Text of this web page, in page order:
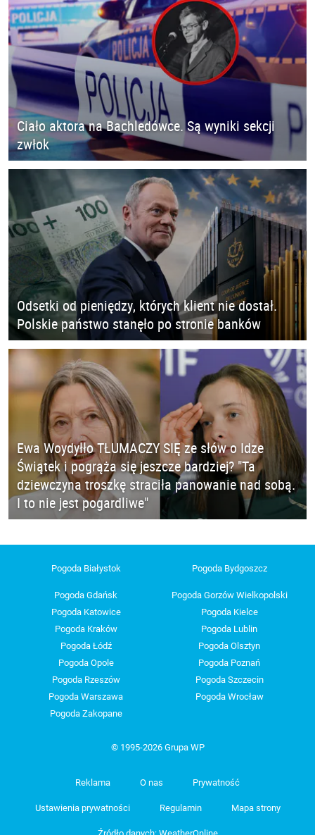
Ciało aktora na Bachledówce. Są wyniki sekcji
zwłok
Odsetki od pieniędzy, których klient nie dostał.
Polskie państwo stanęło po stronie banków
Ewa Woydyłło TŁUMACZY SIĘ ze słów o Idze
Świątek i pogrąża się jeszcze bardziej? "Ta
dziewczyna troszkę straciła panowanie nad sobą.
I to nie jest pogardliwe"
Pogoda Białystok Pogoda Bydgoszcz
Pogoda Gdańsk
Pogoda Gorzów Wielkopolski
Pogoda Katowice
Pogoda Kielce
Pogoda Kraków
Pogoda Lublin
Pogoda Łódź
Pogoda Olsztyn
Pogoda Opole
Pogoda Poznań
Pogoda Rzeszów
Pogoda Szczecin
Pogoda Warszawa
Pogoda Wrocław
Pogoda Zakopane
© 1995-2026 Grupa WP
Reklama O nas Prywatność
Ustawienia prywatności Regulamin Mapa strony